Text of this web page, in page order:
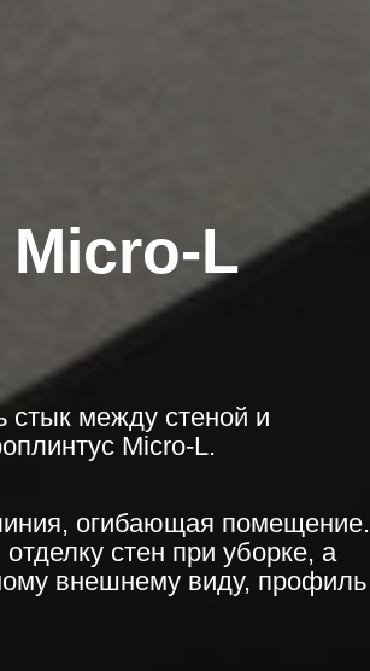
L
стык между стеной и
Micro-L.
огибающая помещение.
стен при уборке, а
внешнему виду, профиль